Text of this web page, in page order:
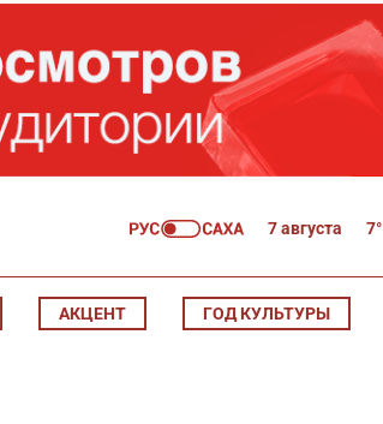
7 августа 7°
АКЦЕНТ ГОД КУЛЬТУРЫ